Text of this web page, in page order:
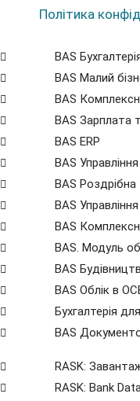
Політика
BAS
BAS Малий
BAS
BAS Зарплата
BAS ERP
BAS
BAS Роздрібна
BAS
BAS
BAS. Модуль
BAS
BAS Облік в
Бухгалтерія
BAS
RASK:
RASK: Bank